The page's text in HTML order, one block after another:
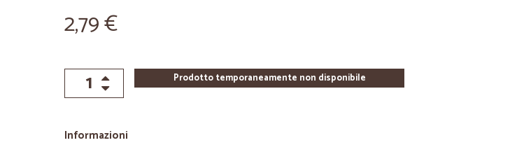
2,79 €
Prodotto temporaneamente non disponibile
Informazioni